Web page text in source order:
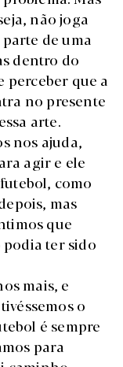
não joga
de uma
dentro do
perceber que a
no presente
arte.
nos ajuda,
agir e ele
como
mas
que
podia ter sido
mais, e
o
é sempre
para